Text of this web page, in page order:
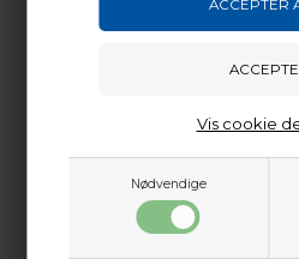
Nødvendige
Vis cookie
martin@baldurs-archery.dk
dvs chill30" bliver SDX 29")